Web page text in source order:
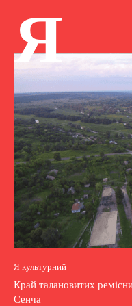
Я
Я культурний
Край талановитих
Сенча